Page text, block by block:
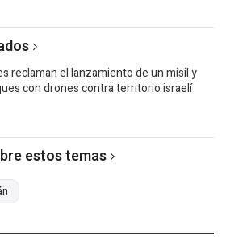
reclaman el lanzamiento de un misil y
con drones contra territorio israelí
estos temas